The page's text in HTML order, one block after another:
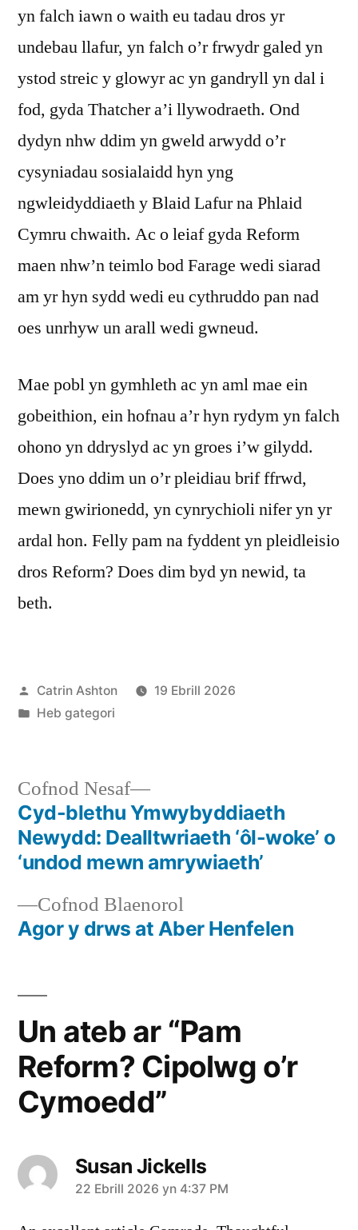
yn falch iawn o waith eu tadau dros yr
undebau llafur, yn falch o’r frwydr galed yn
ystod streic y glowyr ac yn gandryll yn dal i
fod, gyda Thatcher a’i llywodraeth. Ond
dydyn nhw ddim yn gweld arwydd o’r
cysyniadau sosialaidd hyn yng
ngwleidyddiaeth y Blaid Lafur na Phlaid
Cymru chwaith. Ac o leiaf gyda Reform
maen nhw’n teimlo bod Farage wedi siarad
am yr hyn sydd wedi eu cythruddo pan nad
oes unrhyw un arall wedi gwneud.
Mae pobl yn gymhleth ac yn aml mae ein
gobeithion, ein hofnau a’r hyn rydym yn falch
ohono yn ddryslyd ac yn groes i’w gilydd.
Does yno ddim un o’r pleidiau brif ffrwd,
mewn gwirionedd, yn cynrychioli nifer yn yr
ardal hon. Felly pam na fyddent yn pleidleisio
dros Reform? Does dim byd yn newid, ta
beth.
Cofnodwyd
ar
Catrin Ashton
19 Ebrill 2026
Cofnodwyd
Heb gategori
Llywio
cofnod
Cofnod BlaenorolCofnod
blaenorol:
Agor y drws at Aber Henfelen
Cofnod Nesaf
Cofnod
nesaf:
Cyd-blethu Ymwybyddiaeth
Newydd: Dealltwriaeth ‘ôl-woke’ o
‘undod mewn amrywiaeth’
Un ateb ar “Pam
Reform? Cipolwg o’r
Cymoedd”
Susan Jickells
yn
dweud:
22 Ebrill 2026 yn 4:37 PM